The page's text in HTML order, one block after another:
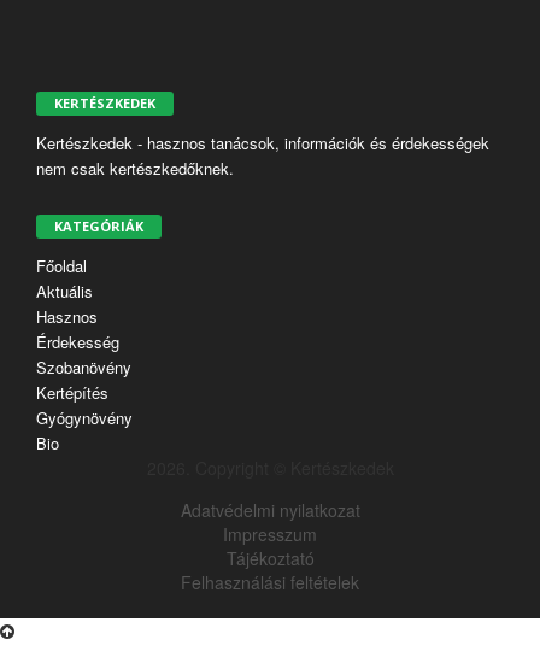
KERTÉSZKEDEK
Kertészkedek - hasznos tanácsok, információk és érdekességek
nem csak kertészkedőknek.
KATEGÓRIÁK
Főoldal
Aktuális
Hasznos
Érdekesség
Szobanövény
Kertépítés
Gyógynövény
Bio
Adatvédelmi nyilatkozat
Impresszum
Tájékoztató
Felhasználási feltételek